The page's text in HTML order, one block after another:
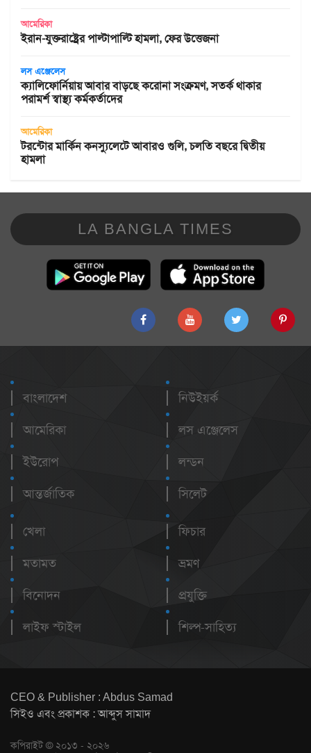
আমেরিকা
ইরান-যুক্তরাষ্ট্রের পাল্টাপাল্টি হামলা, ফের উত্তেজনা
লস এঞ্জেলেস
ক্যালিফোর্নিয়ায় আবার বাড়ছে করোনা সংক্রমণ, সতর্ক থাকার
পরামর্শ স্বাস্থ্য কর্মকর্তাদের
আমেরিকা
টরন্টোর মার্কিন কনস্যুলেটে আবারও গুলি, চলতি বছরে দ্বিতীয়
হামলা
LA BANGLA TIMES
বাংলাদেশ
আমেরিকা
ইউরোপ
আন্তর্জাতিক
নিউইয়র্ক
লস এঞ্জেলেস
লন্ডন
সিলেট
খেলা
মতামত
বিনোদন
লাইফ স্টাইল
ফিচার
ভ্রমণ
প্রযুক্তি
শিল্প-সাহিত্য
CEO & Publisher : Abdus Samad
সিইও এবং প্রকাশক : আব্দুস সামাদ
কপিরাইট © ২০১৩ - ২০২৬